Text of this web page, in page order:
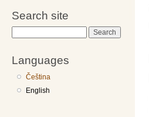
Search site
Languages
Čeština
English